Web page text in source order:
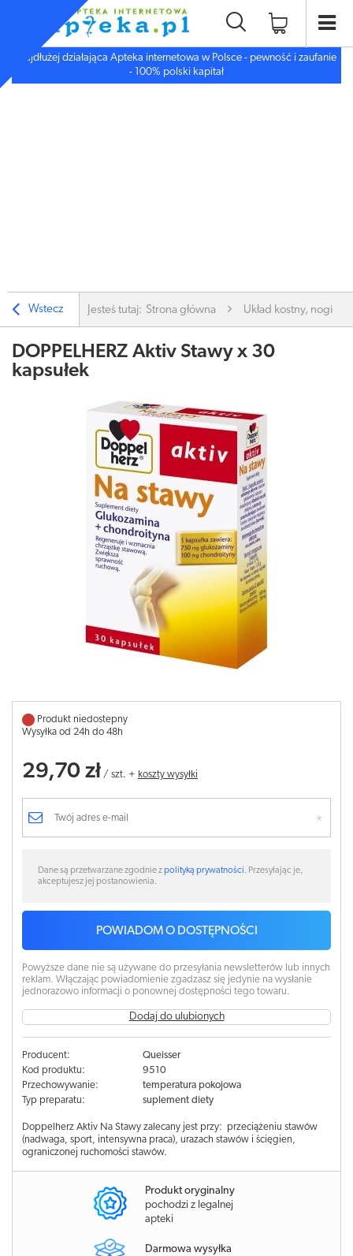
Najdłużej działająca Apteka internetowa w Polsce - pewność i zaufanie
- 100% polski kapitał
Wstecz Jesteś tutaj: Strona główna Układ kostny, nogi
DOPPELHERZ Aktiv Stawy x 30
kapsułek
Produkt niedostepny
Wysyłka od 24h do 48h
29,70 zł / szt. + koszty wysyłki
Dane są przetwarzane zgodnie zpolityką prywatności. Przesyłając je,
akceptujesz jej postanowienia.
POWIADOM O DOSTĘPNOŚCI
Powyższe dane nie są używane do przesyłania newsletterów lub innych
reklam. Włączając powiadomienie zgadzasz się jedynie na wysłanie
jednorazowo informacji o ponownej dostępności tego towaru.
Dodaj do ulubionych
Producent:
Queisser
Kod produktu:
9510
Przechowywanie:
temperatura pokojowa
Typ preparatu:
suplement diety
Doppelherz Aktiv Na Stawy zalecany jest przy: przeciążeniu stawów
(nadwaga, sport, intensywna praca), urazach stawów i ścięgien,
ograniczonej ruchomości stawów.
Produkt oryginalny
pochodzi z legalnej
apteki
Darmowa wysyłka